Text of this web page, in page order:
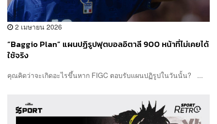
2 เมษายน 2026
“Baggio Plan” แผนปฏิรูปฟุตบอลอิตาลี 900 หน้าที่ไม่เคยได้
ใช้จริง
คุณคิดว่าจะเกิดอะไรขึ้นหาก FIGC ตอบรับแผนปฏิรูปในวันนั้น? ...